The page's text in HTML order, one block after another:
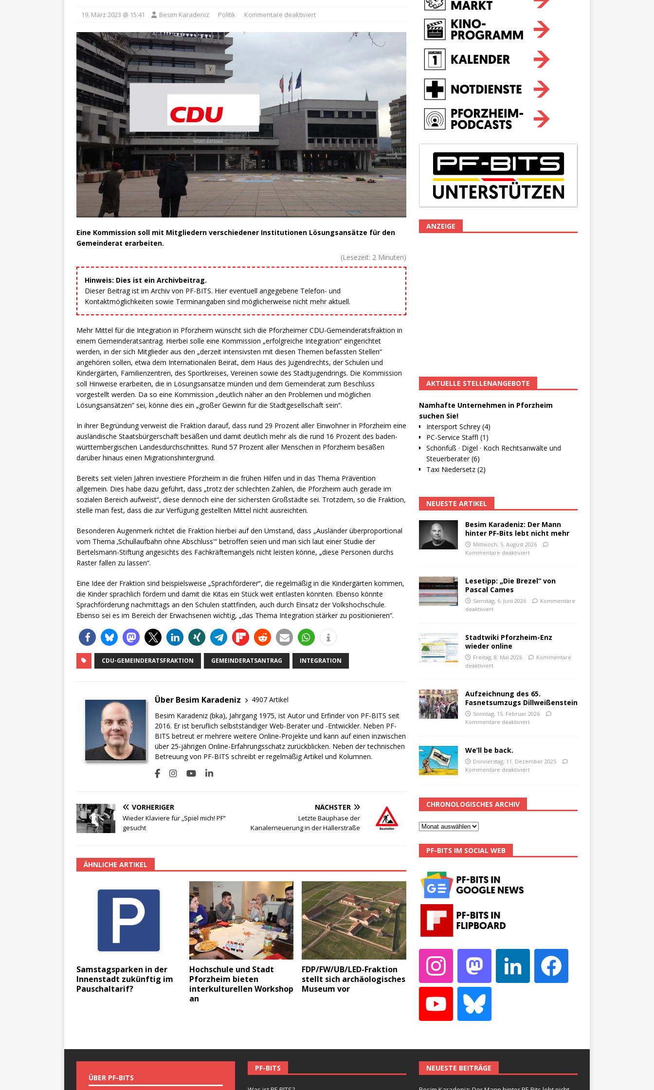
19. März 2023 @ 15:41 Besim Karadeniz Politik Kommentare deaktiviert
Eine Kommission soll mit Mitgliedern verschiedener Institutionen Lösungsansätze für den
Gemeinderat erarbeiten.
(Lesezeit: 2 Minuten)
Hinweis: Dies ist ein Archivbeitrag.
Dieser Beitrag ist im Archiv von PF-BITS. Hier eventuell angegebene Telefon- und
Kontaktmöglichkeiten sowie Terminangaben sind möglicherweise nicht mehr aktuell.
Mehr Mittel für die Integration in Pforzheim wünscht sich die Pforzheimer CDU-Gemeinderatsfraktion in
einem Gemeinderatsantrag. Hierbei solle eine Kommission „erfolgreiche Integration“ eingerichtet
werden, in der sich Mitglieder aus den „derzeit intensivsten mit diesen Themen befassten Stellen“
angehören sollen, etwa dem Internationalen Beirat, dem Haus des Jugendrechts, der Schulen und
Kindergärten, Familienzentren, des Sportkreises, Vereinen sowie des Stadtjugendrings. Die Kommission
soll Hinweise erarbeiten, die in Lösungsansätze münden und dem Gemeinderat zum Beschluss
vorgestellt werden. Da so eine Kommission „deutlich näher an den Problemen und möglichen
Lösungsansätzen“ sei, könne dies ein „großer Gewinn für die Stadtgesellschaft sein“.
In ihrer Begründung verweist die Fraktion darauf, dass rund 29 Prozent aller Einwohner in Pforzheim eine
ausländische Staatsbürgerschaft besäßen und damit deutlich mehr als die rund 16 Prozent des baden-
württembergischen Landesdurchschnittes. Rund 57 Prozent aller Menschen in Pforzheim besäßen
darüber hinaus einen Migrationshintergrund.
Bereits seit vielen Jahren investiere Pforzheim in die frühen Hilfen und in das Thema Prävention
allgemein. Dies habe dazu geführt, dass „trotz der schlechten Zahlen, die Pforzheim auch gerade im
sozialen Bereich aufweist“, diese dennoch eine der sichersten Großstädte sei. Trotzdem, so die Fraktion,
stelle man fest, dass die zur Verfügung gestellten Mittel nicht ausreichten.
Besonderen Augenmerk richtet die Fraktion hierbei auf den Umstand, dass „Ausländer überproportional
vom Thema ‚Schullaufbahn ohne Abschluss'“ betroffen seien und man sich laut einer Studie der
Bertelsmann-Stiftung angesichts des Fachkräftemangels nicht leisten könne, „diese Personen durchs
Raster fallen zu lassen“.
Eine Idee der Fraktion sind beispielsweise „Sprachförderer“, die regelmäßig in die Kindergärten kommen,
die Kinder sprachlich fördern und damit die Kitas ein Stück weit entlasten könnten. Ebenso könnte
Sprachförderung nachmittags an den Schulen stattfinden, auch durch Einsatz der Volkshochschule.
Ebenso sei es im Bereich der Erwachsenen wichtig, „das Thema Integration stärker zu positionieren“.
CDU-GEMEINDERATSFRAKTION GEMEINDERATSANTRAG INTEGRATION
Über Besim Karadeniz
4907 Artikel
Besim Karadeniz (bka), Jahrgang 1975, ist Autor und Erfinder von PF-BITS seit
2016. Er ist beruflich selbstständiger Web-Berater und -Entwickler. Neben PF-
BITS betreut er mehrere weitere Online-Projekte und kann auf einen inzwischen
über 25-jährigen Online-Erfahrungsschatz zurückblicken. Neben der technischen
Betreuung von PF-BITS schreibt er regelmäßig Artikel und Kolumnen.
VORHERIGER
Wieder Klaviere für „Spiel mich! PF“
gesucht
NÄCHSTER
Letzte Bauphase der
Kanalerneuerung in der Hallerstraße
ÄHNLICHE ARTIKEL
Samstagsparken in der
Innenstadt zukünftig im
Pauschaltarif?
Hochschule und Stadt
Pforzheim bieten
interkulturellen Workshop
an
FDP/FW/UB/LED-Fraktion
stellt sich archäologisches
Museum vor
ANZEIGE
AKTUELLE STELLENANGEBOTE
Namhafte Unternehmen in Pforzheim
suchen Sie!
Intersport Schrey (4)
PC-Service Staffl (1)
Schönfuß · Digel · Koch Rechtsanwälte und
Steuerberater (6)
Taxi Niedersetz (2)
NEUESTE ARTIKEL
Besim Karadeniz: Der Mann
hinter PF-Bits lebt nicht mehr
Mittwoch, 5. August 2026
Kommentare deaktiviert
Lesetipp: „Die Brezel“ von
Pascal Cames
Samstag, 6. Juni 2026
Kommentare
deaktiviert
Stadtwiki Pforzheim-Enz
wieder online
Freitag, 8. Mai 2026
Kommentare
deaktiviert
Aufzeichnung des 65.
Fasnetsumzugs Dillweißenstein
Sonntag, 15. Februar 2026
Kommentare deaktiviert
We’ll be back.
Donnerstag, 11. Dezember 2025
Kommentare deaktiviert
CHRONOLOGISCHES ARCHIV
PF-BITS IM SOCIAL WEB
ÜBER PF-BITS
PF-BITS NEUESTE BEITRÄGE